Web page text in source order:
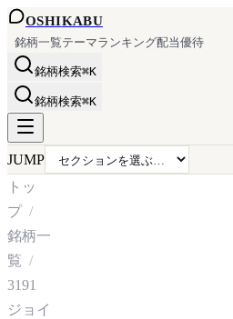
OSHIKABU
銘柄一覧テーマランキング配当優待
銘柄検索⌘K
銘柄検索⌘K
JUMP
トッ
プ
銘柄一
覧
3191
ジョイ